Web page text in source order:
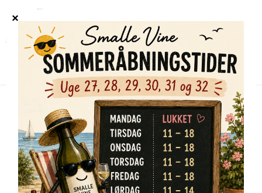
Shop / Alle vine /
Domaine Bader-Mimeur Bourgogne Bourgogne
Chardonnay «Dessous les Mues» 2023
TILBUD